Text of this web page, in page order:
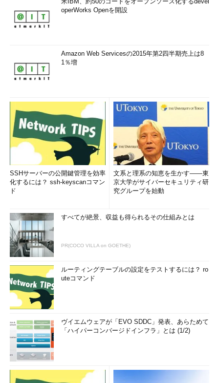
operWorks Openを開設
Amazon Web Servicesの2015年第2四半期売上は8
1％増
SSHサーバーの公開鍵管理を効率
化するには？ ssh-keyscanコマン
ド
文系と理系の知恵を生かす――東
京大学がサイバーセキュリティ研
究グループを始動
すべてが絶景、収益も得られるその仕組みとは
PR(COCO VILLA on GOETHE)
ルーティングテーブルの設定をテストするには？ ro
uteコマンド
ヴイエムウェアが「EVO SDDC」発表、あらためて
「ハイパーコンバージドインフラ」とは (1/2)